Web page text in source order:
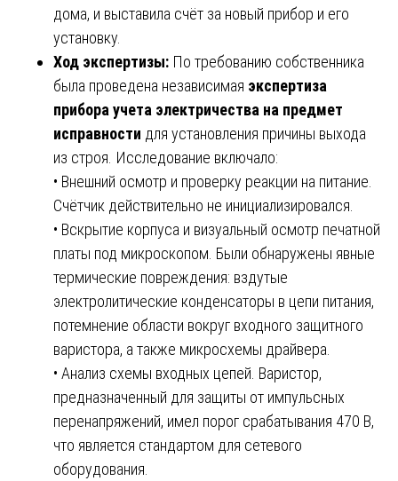
дома, и выставила счёт за новый прибор и его
установку.
Ход экспертизы: По требованию собственника
была проведена независимая экспертиза
прибора учета электричества на предмет
исправности для установления причины выхода
из строя. Исследование включало:
• Внешний осмотр и проверку реакции на питание.
Счётчик действительно не инициализировался.
• Вскрытие корпуса и визуальный осмотр печатной
платы под микроскопом. Были обнаружены явные
термические повреждения: вздутые
электролитические конденсаторы в цепи питания,
потемнение области вокруг входного защитного
варистора, а также микросхемы драйвера.
• Анализ схемы входных цепей. Варистор,
предназначенный для защиты от импульсных
перенапряжений, имел порог срабатывания 470 В,
что является стандартом для сетевого
оборудования.